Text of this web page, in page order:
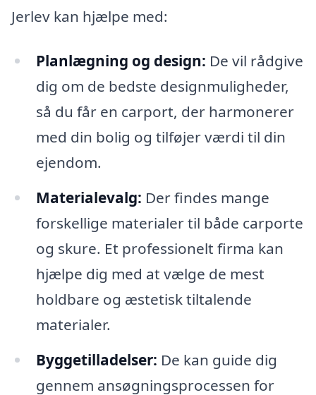
Jerlev kan hjælpe med:
Planlægning og design: De vil rådgive
dig om de bedste designmuligheder,
så du får en carport, der harmonerer
med din bolig og tilføjer værdi til din
ejendom.
Materialevalg: Der findes mange
forskellige materialer til både carporte
og skure. Et professionelt firma kan
hjælpe dig med at vælge de mest
holdbare og æstetisk tiltalende
materialer.
Byggetilladelser: De kan guide dig
gennem ansøgningsprocessen for